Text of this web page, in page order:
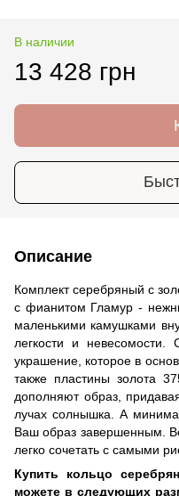
В наличии
13 428 грн
Описание
Комплект серебряный с
с фианитом Гламур -
маленькими камушками
легкости и
украшение, которое в
также пластины золота
дополняют образ,
лучах солнышка. А
Ваш образ завершенным.
легко сочетать с самыми
Купить кольцо
можете в следующих